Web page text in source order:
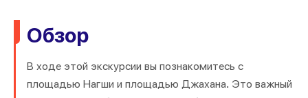
Обзор
В ходе этой экскурсии вы познакомитесь с
площадью Нагши и площадью Джахана. Это важный